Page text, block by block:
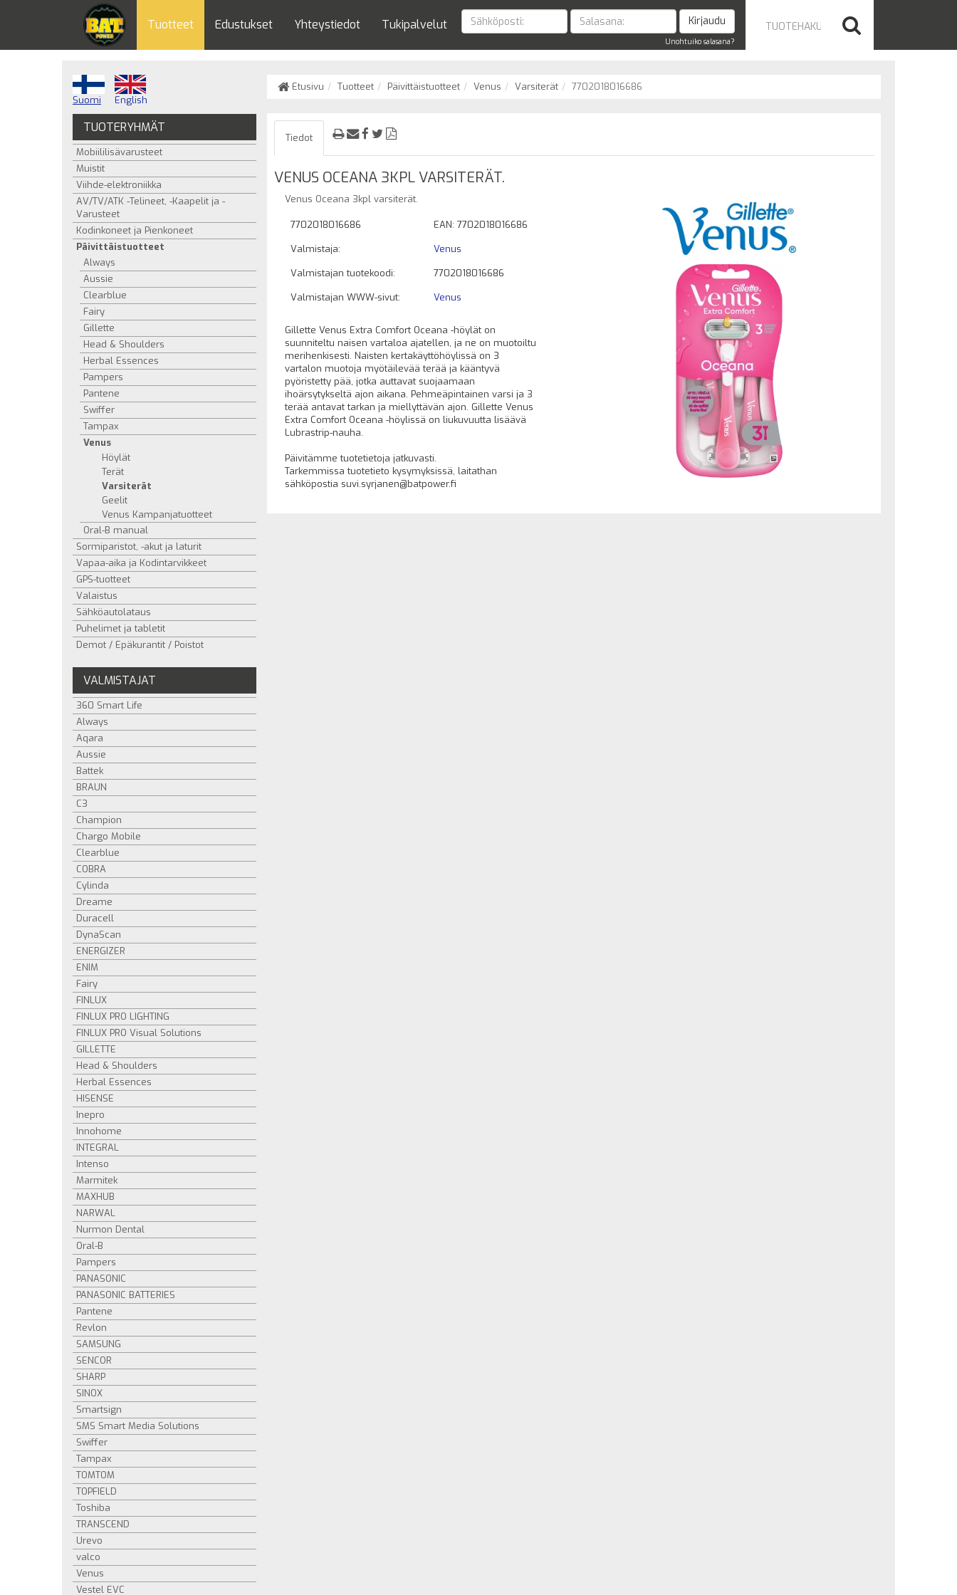
Tuotteet Edustukset Yhteystiedot Tukipalvelut
Unohtuiko salasana?
Etusivu Tuotteet Päivittäistuotteet Venus Varsiterät 7702018016686
Tiedot
VENUS OCEANA 3KPL VARSITERÄT.
Venus Oceana 3kpl varsiterät.
7702018016686
EAN: 7702018016686
Valmistaja:
Venus
Valmistajan tuotekoodi:
7702018016686
Valmistajan WWW-sivut:
Venus
Gillette Venus Extra Comfort Oceana -höylät on
suunniteltu naisen vartaloa ajatellen, ja ne on muotoiltu
merihenkisesti. Naisten kertakäyttöhöylissä on 3
vartalon muotoja myötäilevää terää ja kääntyvä
pyöristetty pää, jotka auttavat suojaamaan
ihoärsytykseltä ajon aikana. Pehmeäpintainen varsi ja 3
terää antavat tarkan ja miellyttävän ajon. Gillette Venus
Extra Comfort Oceana -höylissä on liukuvuutta lisäävä
Lubrastrip-nauha.
Päivitämme tuotetietoja jatkuvasti.
Tarkemmissa tuotetieto kysymyksissä, laitathan
sähköpostia suvi.syrjanen@batpower.fi
Suomi English
TUOTERYHMÄT
Mobiililisävarusteet
Muistit
Viihde-elektroniikka
AV/TV/ATK -Telineet, -Kaapelit ja -
Varusteet
Kodinkoneet ja Pienkoneet
Päivittäistuotteet
Always
Aussie
Clearblue
Fairy
Gillette
Head & Shoulders
Herbal Essences
Pampers
Pantene
Swiffer
Tampax
Venus
Höylät
Terät
Varsiterät
Geelit
Venus Kampanjatuotteet
Oral-B manual
Sormiparistot, -akut ja laturit
Vapaa-aika ja Kodintarvikkeet
GPS-tuotteet
Valaistus
Sähköautolataus
Puhelimet ja tabletit
Demot / Epäkurantit / Poistot
VALMISTAJAT
360 Smart Life
Always
Aqara
Aussie
Battek
BRAUN
C3
Champion
Chargo Mobile
Clearblue
COBRA
Cylinda
Dreame
Duracell
DynaScan
ENERGIZER
ENIM
Fairy
FINLUX
FINLUX PRO LIGHTING
FINLUX PRO Visual Solutions
GILLETTE
Head & Shoulders
Herbal Essences
HISENSE
Inepro
Innohome
INTEGRAL
Intenso
Marmitek
MAXHUB
NARWAL
Nurmon Dental
Oral-B
Pampers
PANASONIC
PANASONIC BATTERIES
Pantene
Revlon
SAMSUNG
SENCOR
SHARP
SINOX
Smartsign
SMS Smart Media Solutions
Swiffer
Tampax
TOMTOM
TOPFIELD
Toshiba
TRANSCEND
Urevo
valco
Venus
Vestel EVC